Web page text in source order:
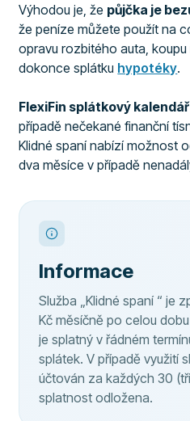
Výhodou je, že půjčka je
že peníze můžete použít na
opravu rozbitého auta,
dokonce splátku hypotéky.
FlexiFin splátkový
případě nečekané finanční
Klidné spaní nabízí možnost
dva měsíce v případě
Informace
Služba „Klidné spaní “ je
Kč měsíčně po celou
je splatný v řádném
splátek. V případě využití
účtován za každých 30
splatnost odložena.